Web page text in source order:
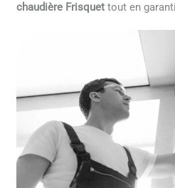
chaudière Frisquet tout en